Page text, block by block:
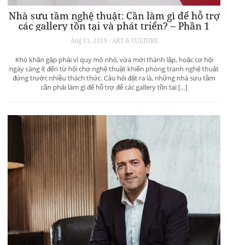
Nhà sưu tầm nghệ thuật: Cần làm gì để hỗ trợ
các gallery tồn tại và phát triển? – Phần 1
Aug 11, 2019 / ART & CULTURE
Khó khăn gặp phải vì quy mô nhỏ, vừa mới thành lập, hoặc cơ hội
ngày càng ít đến từ hội chợ nghệ thuật khiến phòng tranh nghệ thuật
đứng trước nhiều thách thức. Câu hỏi đặt ra là, những nhà sưu tầm
cần phải làm gì để hỗ trợ để các gallery tồn tại […]